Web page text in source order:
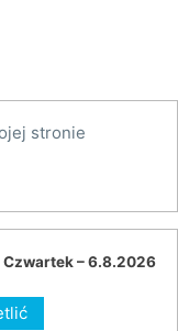
stronie
Czwartek – 6.8.2026